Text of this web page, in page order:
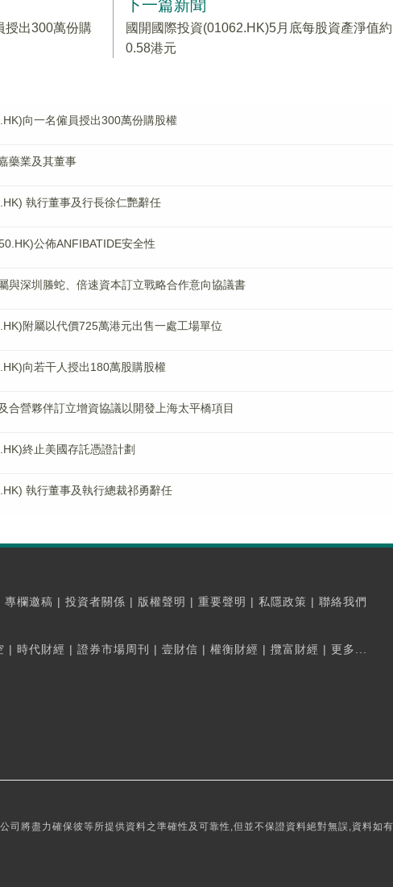
授出300萬份購
下一篇新聞
國開國際投資(01062.HK)5月底每股資產淨值約
0.58港元
向一名僱員授出300萬份購股權
藥業及其董事
執行董事及行長徐仁艷辭任
公佈ANFIBATIDE安全性
與深圳螣蛇、倍速資本訂立戰略合作意向協議書
附屬以代價725萬港元出售一處工場單位
向若干人授出180萬股購股權
合營夥伴訂立增資協議以開發上海太平橋項目
終止美國存託憑證計劃
執行董事及執行總裁祁勇辭任
專欄邀稿 | 投資者關係 | 版權聲明 | 重要聲明 | 私隱政策 | 聯絡我們
| 時代財經 | 證券市場周刊 | 壹財信 | 權衡財經 | 攬富財經 | 更多...
司將盡力確保彼等所提供資料之準確性及可靠性,但並不保證資料絕對無誤,資料如